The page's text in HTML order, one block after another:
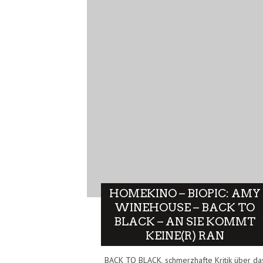
HOMEKINO – BIOPIC: AMY
WINEHOUSE – BACK TO
BLACK – AN SIE KOMMT
KEINE(R) RAN
BACK TO BLACK, schmerzhafte Kritik über